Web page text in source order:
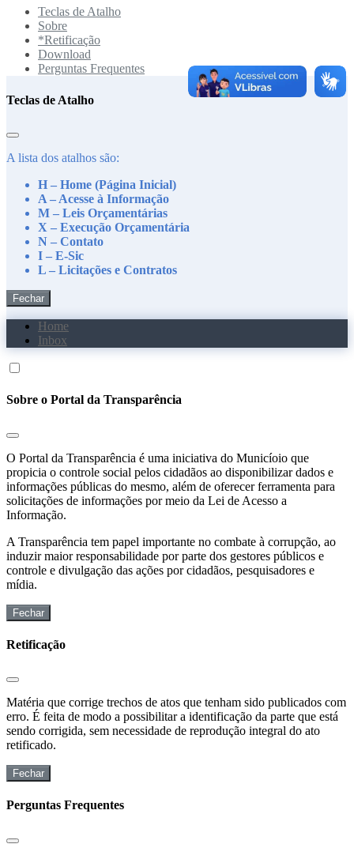
Teclas de Atalho
Sobre
*Retificação
Download
Perguntas Frequentes
Teclas de Atalho
A lista dos atalhos são:
H – Home (Página Inicial)
A – Acesse à Informação
M – Leis Orçamentárias
X – Execução Orçamentária
N – Contato
I – E-Sic
L – Licitações e Contratos
Fechar
Home
Inbox
Sobre o Portal da Transparência
O Portal da Transparência é uma iniciativa do Municíoio que
propicia o controle social pelos cidadãos ao disponibilizar dados e
informações públicas do mesmo, além de oferecer ferramenta para
solicitações de informações por meio da Lei de Acesso a
Informação.
A Transparência tem papel importante no combate à corrupção, ao
induzir maior responsabilidade por parte dos gestores públicos e
controle e divulgação das ações por cidadãos, pesquisadores e
mídia.
Fechar
Retificação
Matéria que corrige trechos de atos que tenham sido publicados com
erro. É feita de modo a possibilitar a identificação da parte que está
sendo corrigida, sem necessidade de reprodução integral do ato
retificado.
Fechar
Perguntas Frequentes